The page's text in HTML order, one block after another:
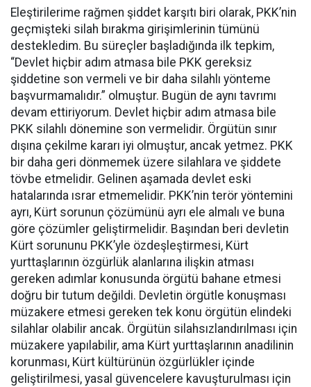
Eleştirilerime rağmen şiddet karşıtı biri olarak, PKK’nin
geçmişteki silah bırakma girişimlerinin tümünü
destekledim. Bu süreçler başladığında ilk tepkim,
“Devlet hiçbir adım atmasa bile PKK gereksiz
şiddetine son vermeli ve bir daha silahlı yönteme
başvurmamalıdır.” olmuştur. Bugün de aynı tavrımı
devam ettiriyorum. Devlet hiçbir adım atmasa bile
PKK silahlı dönemine son vermelidir. Örgütün sınır
dışına çekilme kararı iyi olmuştur, ancak yetmez. PKK
bir daha geri dönmemek üzere silahlara ve şiddete
tövbe etmelidir. Gelinen aşamada devlet eski
hatalarında ısrar etmemelidir. PKK’nin terör yöntemini
ayrı, Kürt sorunun çözümünü ayrı ele almalı ve buna
göre çözümler geliştirmelidir. Başından beri devletin
Kürt sorununu PKK’yle özdeşleştirmesi, Kürt
yurttaşlarının özgürlük alanlarına ilişkin atması
gereken adımlar konusunda örgütü bahane etmesi
doğru bir tutum değildi. Devletin örgütle konuşması
müzakere etmesi gereken tek konu örgütün elindeki
silahlar olabilir ancak. Örgütün silahsızlandırılması için
müzakere yapılabilir, ama Kürt yurttaşlarının anadilinin
korunması, Kürt kültürünün özgürlükler içinde
geliştirilmesi, yasal güvencelere kavuşturulması için